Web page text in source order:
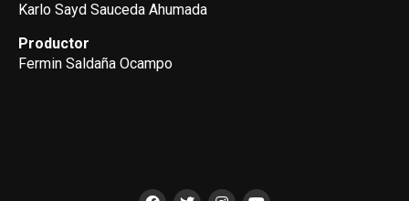
Karlo Sayd Sauceda Ahumada
Productor
Fermin Saldaña Ocampo